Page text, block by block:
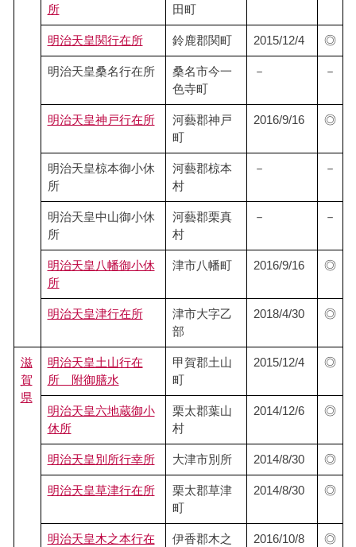
所
田町
明治天皇関行在所 鈴鹿郡関町 2015/12/4 ◎
明治天皇桑名行在所
桑名市今一
色寺町
－ －
明治天皇神戸行在所
河藝郡神戸
町
2016/9/16 ◎
明治天皇椋本御小休
所
河藝郡椋本
村
－ －
明治天皇中山御小休
所
河藝郡栗真
村
－ －
明治天皇八幡御小休
所
津市八幡町 2016/9/16 ◎
明治天皇津行在所
津市大字乙
部
2018/4/30 ◎
滋
賀
県
明治天皇土山行在
所 附御膳水
甲賀郡土山
町
2015/12/4 ◎
明治天皇六地蔵御小
休所
栗太郡葉山
村
2014/12/6 ◎
明治天皇別所行幸所 大津市別所 2014/8/30 ◎
明治天皇草津行在所
栗太郡草津
町
2014/8/30 ◎
明治天皇木之本行在
伊香郡木之
2016/10/8 ◎